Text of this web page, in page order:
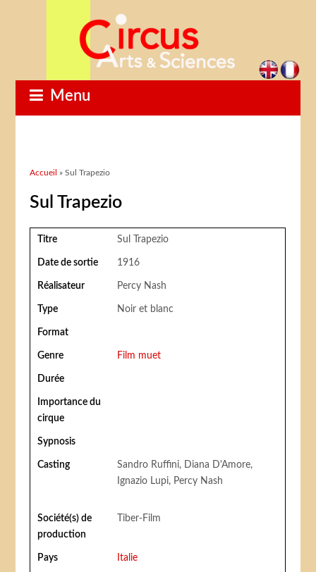
Menu
Vous êtes ici
Accueil » Sul Trapezio
Sul Trapezio
Titre Sul Trapezio
Date de sortie 1916
Réalisateur Percy Nash
Type Noir et blanc
Format
Genre Film muet
Durée
Importance du
cirque
Sypnosis
Casting
Sandro Ruffini, Diana D'Amore,
Ignazio Lupi, Percy Nash
Société(s) de
production
Tiber-Film
Pays Italie